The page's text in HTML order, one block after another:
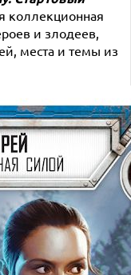
коллекционная
и злодеев,
места и темы из